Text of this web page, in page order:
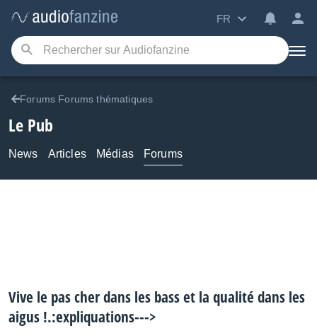
FR
Forums Forums thématiques
Le Pub
News Articles Médias Forums
Vive le pas cher dans les bass et la qualité dans les
aigus !.:expliquations--->